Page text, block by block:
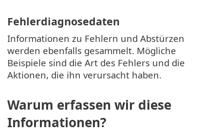
Fehlerdiagnosedaten
Informationen zu Fehlern und Abstürzen
werden ebenfalls gesammelt. Mögliche
Beispiele sind die Art des Fehlers und die
Aktionen, die ihn verursacht haben.
Warum erfassen wir diese
Informationen?